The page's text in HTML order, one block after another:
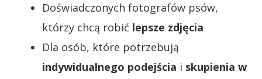
Doświadczonych fotografów psów,
którzy chcą robić lepsze zdjęcia
Dla osób, które potrzebują
indywidualnego podejścia i skupienia w